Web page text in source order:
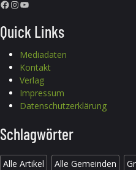
Facebook InstagramYouTube
Quick Links
Mediadaten
Kontakt
Verlag
Impressum
Datenschutzerklärung
Schlagwörter
Alle Artikel Alle Gemeinden